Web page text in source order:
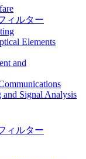
ィルター
Elements
and
Signal Analysis
ィルター